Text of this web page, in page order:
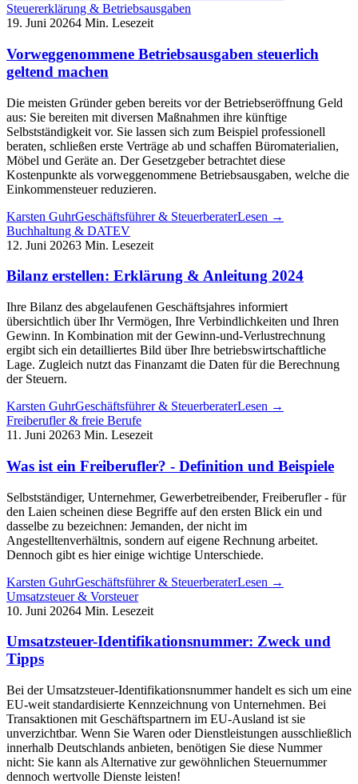
Steuererklärung & Betriebsausgaben
19. Juni 20264 Min. Lesezeit
Vorweggenommene Betriebsausgaben steuerlich
geltend machen
Die meisten Gründer geben bereits vor der Betriebseröffnung Geld
aus: Sie bereiten mit diversen Maßnahmen ihre künftige
Selbstständigkeit vor. Sie lassen sich zum Beispiel professionell
beraten, schließen erste Verträge ab und schaffen Büromaterialien,
Möbel und Geräte an. Der Gesetzgeber betrachtet diese
Kostenpunkte als vorweggenommene Betriebsausgaben, welche die
Einkommensteuer reduzieren.
Karsten GuhrGeschäftsführer & SteuerberaterLesen →
Buchhaltung & DATEV
12. Juni 20263 Min. Lesezeit
Bilanz erstellen: Erklärung & Anleitung 2024
Ihre Bilanz des abgelaufenen Geschäftsjahres informiert
übersichtlich über Ihr Vermögen, Ihre Verbindlichkeiten und Ihren
Gewinn. In Kombination mit der Gewinn-und-Verlustrechnung
ergibt sich ein detailliertes Bild über Ihre betriebswirtschaftliche
Lage. Zugleich nutzt das Finanzamt die Daten für die Berechnung
der Steuern.
Karsten GuhrGeschäftsführer & SteuerberaterLesen →
Freiberufler & freie Berufe
11. Juni 20263 Min. Lesezeit
Was ist ein Freiberufler? - Definition und Beispiele
Selbstständiger, Unternehmer, Gewerbetreibender, Freiberufler - für
den Laien scheinen diese Begriffe auf den ersten Blick ein und
dasselbe zu bezeichnen: Jemanden, der nicht im
Angestelltenverhältnis, sondern auf eigene Rechnung arbeitet.
Dennoch gibt es hier einige wichtige Unterschiede.
Karsten GuhrGeschäftsführer & SteuerberaterLesen →
Umsatzsteuer & Vorsteuer
10. Juni 20264 Min. Lesezeit
Umsatzsteuer-Identifikationsnummer: Zweck und
Tipps
Bei der Umsatzsteuer-Identifikationsnummer handelt es sich um eine
EU-weit standardisierte Kennzeichnung von Unternehmen. Bei
Transaktionen mit Geschäftspartnern im EU-Ausland ist sie
unverzichtbar. Wenn Sie Waren oder Dienstleistungen ausschließlich
innerhalb Deutschlands anbieten, benötigen Sie diese Nummer
nicht: Sie kann als Alternative zur gewöhnlichen Steuernummer
dennoch wertvolle Dienste leisten!